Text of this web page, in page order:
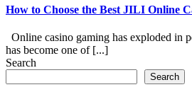
How to Choose the Best JILI Online
Online casino gaming has exploded in
has become one of [...]
Search
Search